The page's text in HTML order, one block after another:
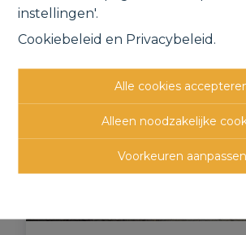
instellingen'.
Cookiebeleid en Privacybeleid.
Alle cookies
Alleen noodzakelijke
Voorkeuren aanpassen
VERKOCHT